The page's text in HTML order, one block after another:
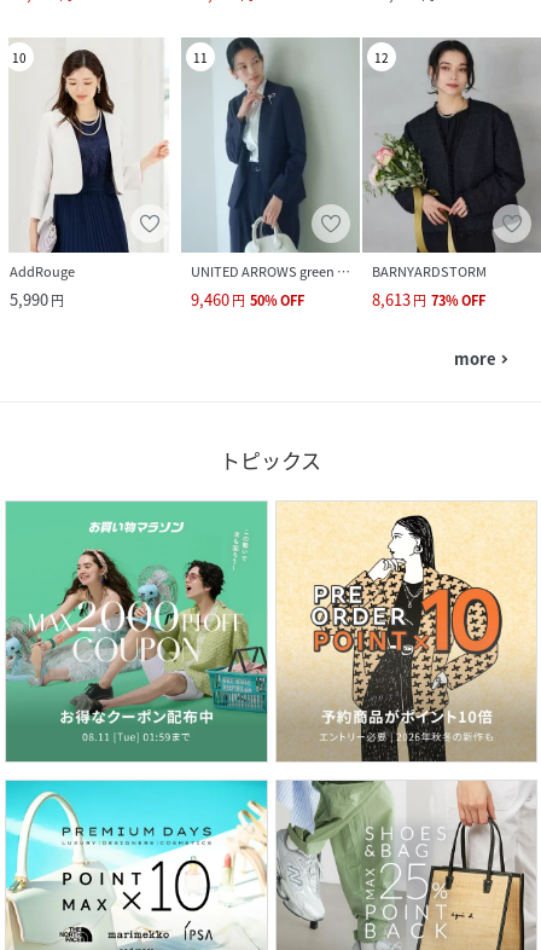
10
AddRouge
5,990円
11
UNITED ARROWS green label relaxing
9,460円 50%OFF
12
BARNYARDSTORM
8,613円 73%OFF
more navigate_next
トピックス